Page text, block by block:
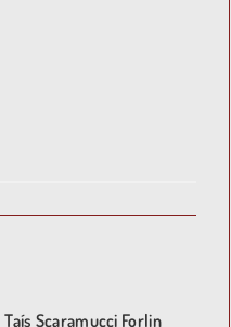
Taís Scaramucci Forlin